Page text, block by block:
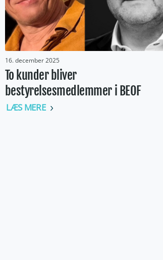
16. december 2025
To kunder bliver
bestyrelsesmedlemmer i BEOF
LÆS MERE